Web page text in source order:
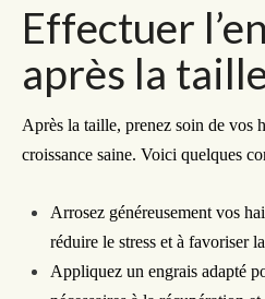
Effectuer
après la
Après la taille, prenez soin de vos
croissance saine. Voici quelques
Arrosez généreusement vos
réduire le stress et à favoriser
Appliquez un engrais adapté